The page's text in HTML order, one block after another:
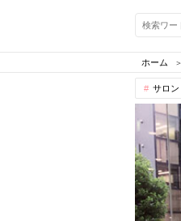
ホーム
サロン